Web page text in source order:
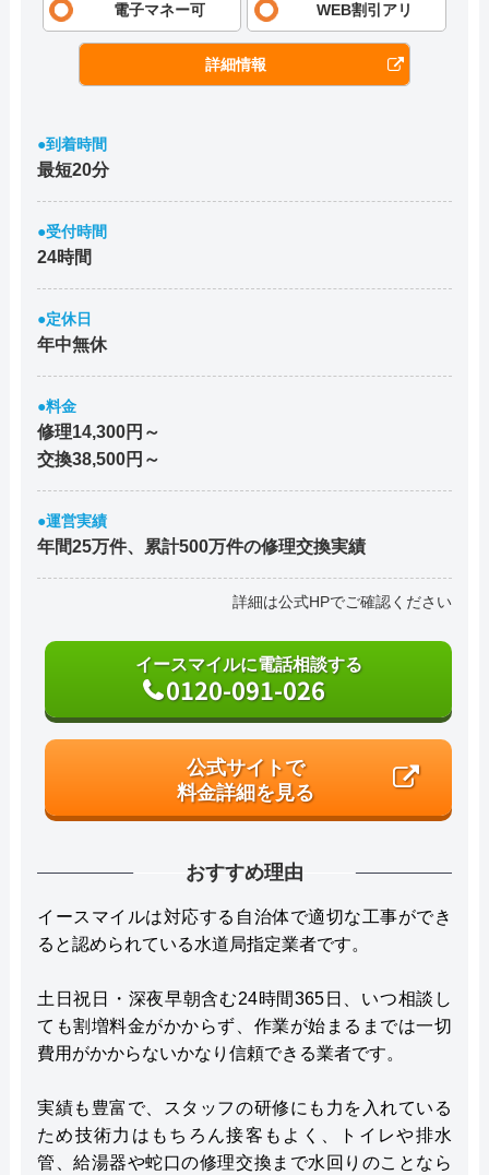
電子マネー可 WEB割引アリ
詳細情報
●到着時間
最短20分
●受付時間
24時間
●定休日
年中無休
●料金
修理14,300円～
交換38,500円～
●運営実績
年間25万件、累計500万件の修理交換実績
詳細は公式HPでご確認ください
イースマイルに電話相談する
0120-091-026
公式サイトで
料金詳細を見る
おすすめ理由
イースマイルは対応する自治体で適切な工事ができ
ると認められている水道局指定業者です。
土日祝日・深夜早朝含む24時間365日、いつ相談し
ても割増料金がかからず、作業が始まるまでは一切
費用がかからないかなり信頼できる業者です。
実績も豊富で、スタッフの研修にも力を入れている
ため技術力はもちろん接客もよく、トイレや排水
管、給湯器や蛇口の修理交換まで水回りのことなら